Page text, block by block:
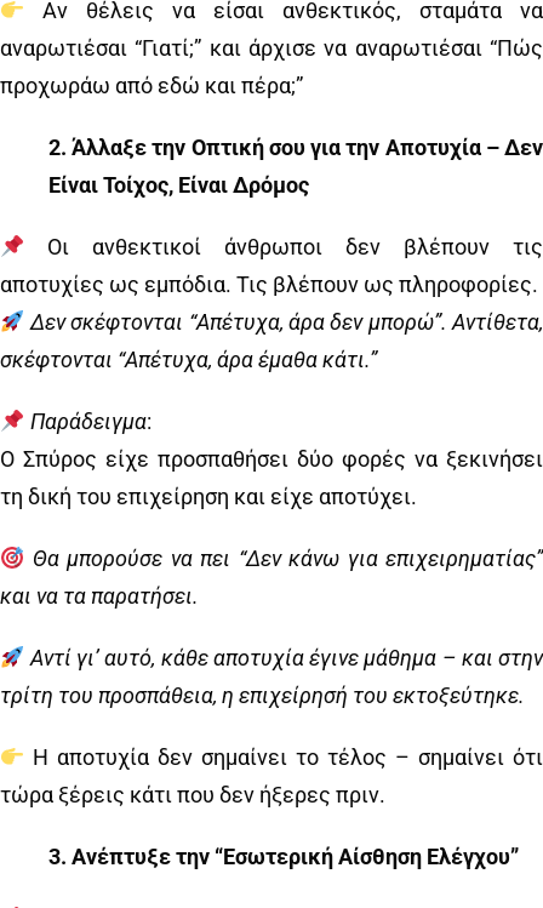
Αν θέλεις να είσαι ανθεκτικός, σταμάτα να
αναρωτιέσαι “Γιατί;” και άρχισε να αναρωτιέσαι “Πώς
προχωράω από εδώ και πέρα;”
2️.Άλλαξε την Οπτική σου για την Αποτυχία – Δεν
Είναι Τοίχος, Είναι Δρόμος
Οι ανθεκτικοί άνθρωποι δεν βλέπουν τις
αποτυχίες ως εμπόδια. Τις βλέπουν ως πληροφορίες.
Δεν σκέφτονται “Απέτυχα, άρα δεν μπορώ”. Αντίθετα,
σκέφτονται “Απέτυχα, άρα έμαθα κάτι.”
Παράδειγμα:
Ο Σπύρος είχε προσπαθήσει δύο φορές να ξεκινήσει
τη δική του επιχείρηση και είχε αποτύχει.
Θα μπορούσε να πει “Δεν κάνω για επιχειρηματίας”
και να τα παρατήσει.
Αντί γι’ αυτό, κάθε αποτυχία έγινε μάθημα – και στην
τρίτη του προσπάθεια, η επιχείρησή του εκτοξεύτηκε.
Η αποτυχία δεν σημαίνει το τέλος – σημαίνει ότι
τώρα ξέρεις κάτι που δεν ήξερες πριν.
3️. Ανέπτυξε την “Εσωτερική Αίσθηση Ελέγχου”